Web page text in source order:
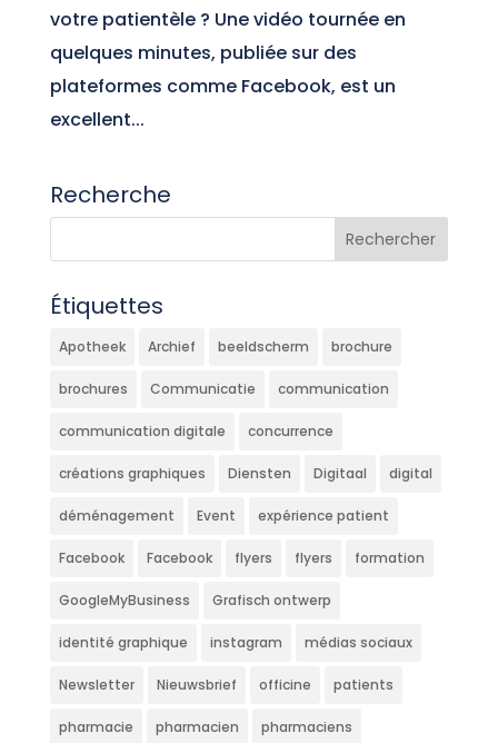
votre patientèle ? Une vidéo tournée en
quelques minutes, publiée sur des
plateformes comme Facebook, est un
excellent...
Recherche
Étiquettes
Apotheek Archief beeldscherm brochure
brochures Communicatie communication
communication digitale concurrence
créations graphiques Diensten Digitaal digital
déménagement Event expérience patient
Facebook Facebook flyers flyers formation
GoogleMyBusiness Grafisch ontwerp
identité graphique instagram médias sociaux
Newsletter Nieuwsbrief officine patients
pharmacie pharmacien pharmaciens